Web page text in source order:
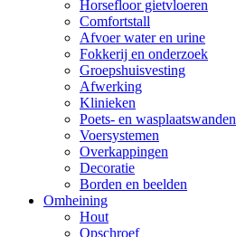
Horsefloor gietvloeren
Comfortstall
Afvoer water en urine
Fokkerij en onderzoek
Groepshuisvesting
Afwerking
Klinieken
Poets- en wasplaatswanden
Voersystemen
Overkappingen
Decoratie
Borden en beelden
Omheining
Hout
Opschroef